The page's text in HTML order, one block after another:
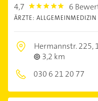
4,7 4.7000003 6
ÄRZTE: ALLGEMEINMEDIZIN
Hermannstr. 225,
3,2 km
030 6 21 20 77